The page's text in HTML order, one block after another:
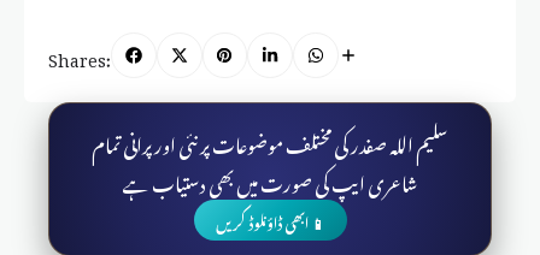
Shares:
سلیم اللہ صفدر کی مختلف موضوعات پر نئی اور پرانی تمام
شاعری ایپ کی صورت میں بھی دستیاب ہے
📱 ابھی ڈاؤنلوڈ کریں